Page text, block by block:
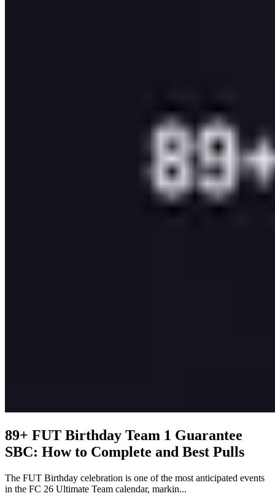
89+ FUT Birthday Team 1 Guarantee
SBC: How to Complete and Best Pulls
The FUT Birthday celebration is one of the most anticipated events
in the FC 26 Ultimate Team calendar, markin...